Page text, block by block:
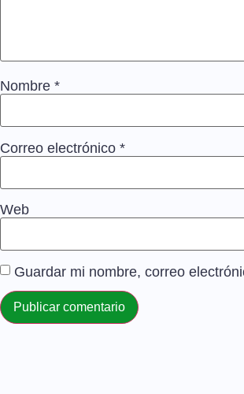
Nombre *
Correo electrónico *
Web
Guardar mi nombre, correo